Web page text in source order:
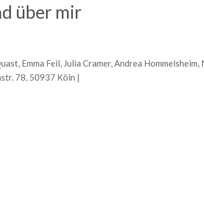
über mir
Emma Feil, Julia Cramer, Andrea
78, 50937 Köln |